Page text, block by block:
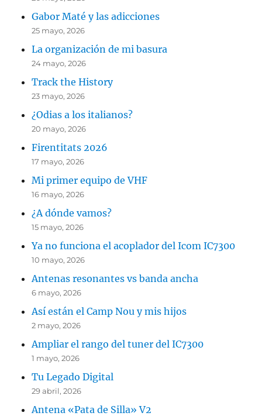
Gabor Maté y las adicciones
25 mayo, 2026
La organización de mi basura
24 mayo, 2026
Track the History
23 mayo, 2026
¿Odias a los italianos?
20 mayo, 2026
Firentitats 2026
17 mayo, 2026
Mi primer equipo de VHF
16 mayo, 2026
¿A dónde vamos?
15 mayo, 2026
Ya no funciona el acoplador del Icom IC7300
10 mayo, 2026
Antenas resonantes vs banda ancha
6 mayo, 2026
Así están el Camp Nou y mis hijos
2 mayo, 2026
Ampliar el rango del tuner del IC7300
1 mayo, 2026
Tu Legado Digital
29 abril, 2026
Antena «Pata de Silla» V2